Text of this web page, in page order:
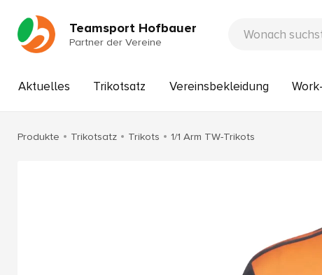
Teamsport Hofbauer
Partner der Vereine
Aktuelles Trikotsatz Vereinsbekleidung
Produkte Trikotsatz Trikots 1/1 Arm TW-Trikots